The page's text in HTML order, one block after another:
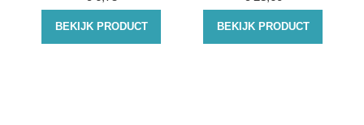
BEKIJK PRODUCT BEKIJK PRODUCT